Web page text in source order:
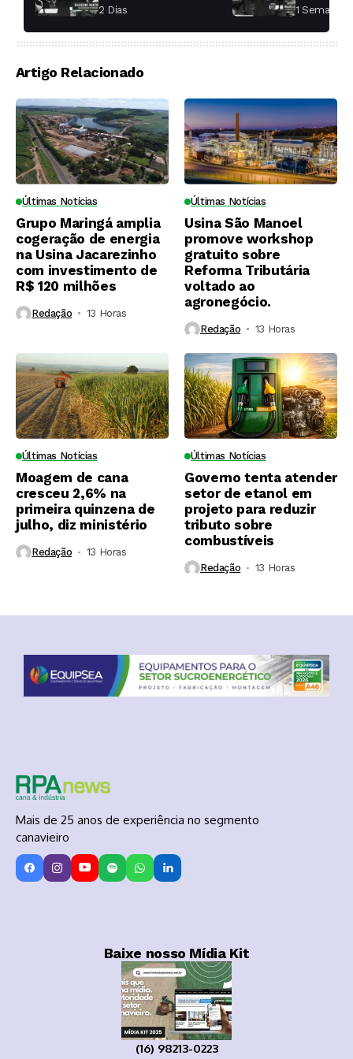
aumentar a
produtividade das
soqueiras?
2 Dias ⁮
fábricas
1 Semana ⁮
Artigo Relacionado
Últimas Notícias
Grupo Maringá amplia
cogeração de energia
na Usina Jacarezinho
com investimento de
R$ 120 milhões
Redação 13 Horas ⁮
Últimas Notícias
Usina São Manoel
promove workshop
gratuito sobre
Reforma Tributária
voltado ao
agronegócio.
Redação 13 Horas ⁮
Últimas Notícias
Moagem de cana
cresceu 2,6% na
primeira quinzena de
julho, diz ministério
Redação 13 Horas ⁮
Últimas Notícias
Governo tenta atender
setor de etanol em
projeto para reduzir
tributo sobre
combustíveis
Redação 13 Horas ⁮
Mais de 25 anos de experiência no segmento
canavieiro
Baixe nosso Mídia Kit
(16) 98213-0223